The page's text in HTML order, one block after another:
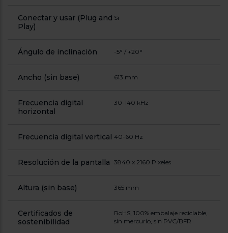
Conectar y usar (Plug and
Play)
Si
Ángulo de inclinación -5° / +20°
Ancho (sin base) 613 mm
Frecuencia digital
horizontal
30-140 kHz
Frecuencia digital vertical 40-60 Hz
Resolución de la pantalla 3840 x 2160 Pixeles
Altura (sin base) 365 mm
Certificados de
sostenibilidad
RoHS, 100% embalaje reciclable,
sin mercurio, sin PVC/BFR